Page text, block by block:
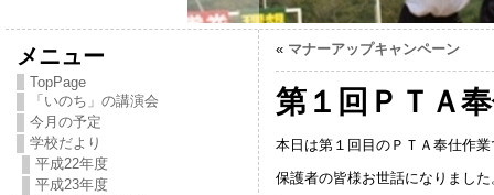
メニュー
TopPage
「いのち」の講演会
今月の予定
学校だより
平成22年度
平成23年度
« マナーアップキャンペーン
第１回ＰＴＡ
本日は第１回目のＰＴＡ奉仕作
保護者の皆様お世話になりました